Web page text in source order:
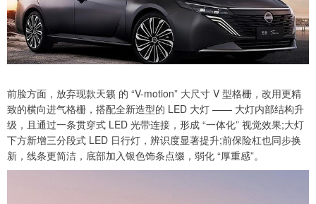
前脸方面，放弃现款天籁 的 “V-motion” 大尺寸 V 型格栅，改用更精
致的横向进气格栅，搭配全新造型的 LED 大灯 —— 大灯内部结构升
级，且通过一条贯穿式 LED 光带连接，形成 “一体化” 视觉效果;大灯
下方新增三分段式 LED 日行灯，辨识度显著提升;前保险杠也同步换
新，线条更简洁，底部加入银色饰条点缀，弱化 “厚重感”。